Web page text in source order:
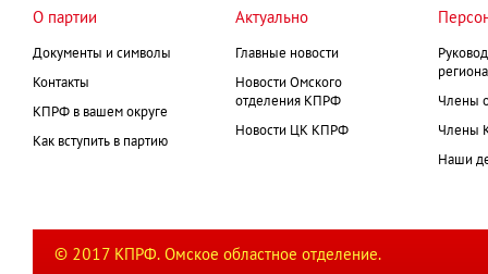
О партии
Документы и символы
Контакты
КПРФ в вашем округе
Как вступить в партию
Актуально
Главные новости
Новости Омского
отделения КПРФ
Новости ЦК КПРФ
Члены
Члены
Наши
© 2017 КПРФ. Омское областное отделение.